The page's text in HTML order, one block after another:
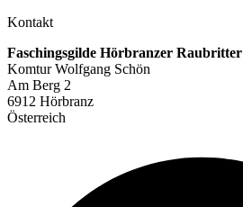
Kontakt
Faschingsgilde Hörbranzer Raubritter
Komtur Wolfgang Schön
Am Berg 2
6912 Hörbranz
Österreich